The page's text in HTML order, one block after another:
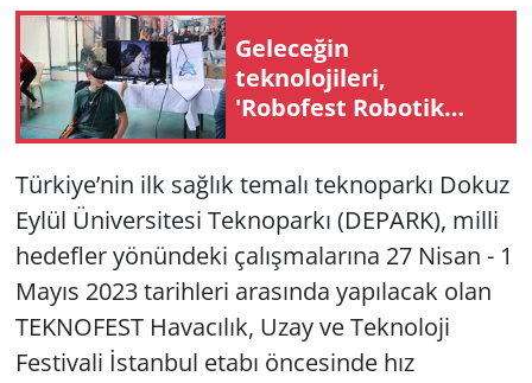
Geleceğin
teknolojileri,
'Robofest Robotik
Kodlama
belirlenecek
Türkiye’nin ilk sağlık temalı teknoparkı Dokuz
Eylül Üniversitesi Teknoparkı (DEPARK), milli
hedefler yönündeki çalışmalarına 27 Nisan - 1
Mayıs 2023 tarihleri arasında yapılacak olan
TEKNOFEST Havacılık, Uzay ve Teknoloji
Festivali İstanbul etabı öncesinde hız
SPOR
Yerel